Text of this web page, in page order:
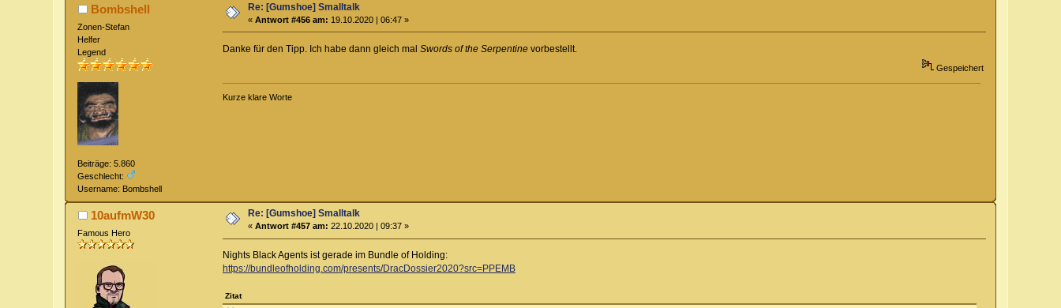
Bombshell
Zonen-Stefan
Helfer
Legend
Beiträge: 5.860
Geschlecht:
Username: Bombshell
Re: [Gumshoe] Smalltalk
«Antwort #456 am: 19.10.2020 | 06:47 »
Danke für den Tipp. Ich habe dann gleich mal Swords of the Serpentinevorbestellt.
Gespeichert
Kurze klare Worte
10aufmW30
Famous Hero
Re: [Gumshoe] Smalltalk
«Antwort #457 am: 22.10.2020 | 09:37 »
Nights Black Agents ist gerade im Bundle of Holding:
https://bundleofholding.com/presents/DracDossier2020?src=PPEMB
Zitat